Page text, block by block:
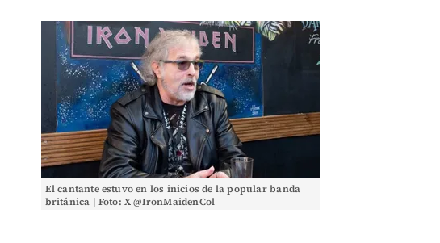
El cantante estuvo en los inicios de la popular banda
británica | Foto: X @IronMaidenCol